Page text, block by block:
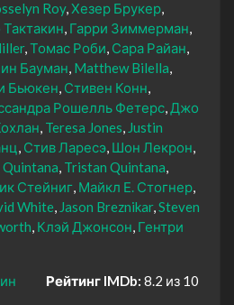
Roy Хезер Брукер
Гарри Зиммерман
Томас Роби Сара Райан
Бауман Matthew Bilella
Бьюкен Стивен Конн
Рошелль Фетерс Джо
Teresa Jones Justin
Стив Ларесэ Шон Лекрон
Quintana Tristan Quintana
Стейниг Майкл Е. Стогнер
White Jason Breznikar Steven
Клэй Джонсон Гентри
Рейтинг IMDb: 8.2 из 10